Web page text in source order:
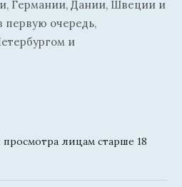
Германии, Дании, Швеции и
первую очередь,
и
лицам старше 18